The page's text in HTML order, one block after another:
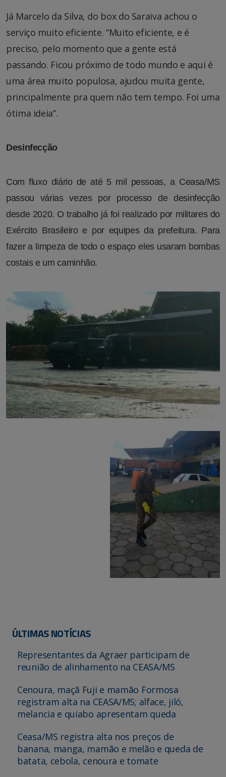
Já Marcelo da Silva, do box do Saraiva achou o
serviço muito eficiente. “Muito eficiente, e é
preciso, pelo momento que a gente está
passando. Ficou próximo de todo mundo e aqui é
uma área muito populosa, ajudou muita gente,
principalmente pra quem não tem tempo. Foi uma
ótima ideia”.
Desinfecção
Com fluxo diário de até 5 mil pessoas, a Ceasa/MS
passou várias vezes por processo de desinfecção
desde 2020. O trabalho já foi realizado por militares do
Exército Brasileiro e por equipes da prefeitura. Para
fazer a limpeza de todo o espaço eles usaram bombas
costais e um caminhão.
ÚLTIMAS NOTÍCIAS
Representantes da Agraer participam de
reunião de alinhamento na CEASA/MS
Cenoura, maçã Fuji e mamão Formosa
registram alta na CEASA/MS; alface, jiló,
melancia e quiabo apresentam queda
Ceasa/MS registra alta nos preços de
banana, manga, mamão e melão e queda de
batata, cebola, cenoura e tomate